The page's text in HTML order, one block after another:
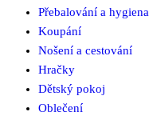
Přebalování a hygiena
Koupání
Nošení a cestování
Hračky
Dětský pokoj
Oblečení